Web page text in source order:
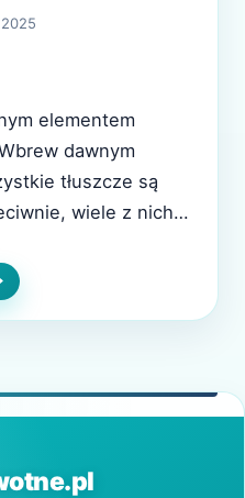
elementem
dawnym
tłuszcze są
wiele z nich
pracę mózgu,
hormonów i
warto…